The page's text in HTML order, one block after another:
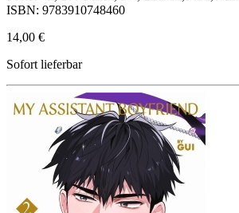
ISBN: 9783910748460
14,00 €
Sofort lieferbar